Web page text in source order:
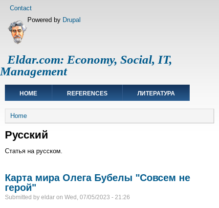
Skip
main
content
Footer
Contact
Eldar.com: Economy, Social, IT,
Management
Powered by Drupal
Main
navigation
HOME REFERENCES ЛИТЕРАТУРА
Breadcrumb
Home
Русский
Статья на русском.
Карта мира Олега Бубелы "Совсем не
герой"
Submitted by eldar on Wed, 07/05/2023 - 21:26